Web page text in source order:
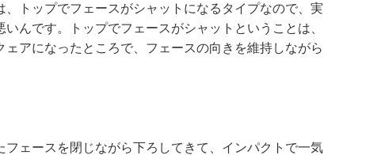
トップでフェースがシャットになるタイプなので、実
んです。トップでフェースがシャットということは、
アになったところで、フェースの向きを維持しながら
ェースを閉じながら下ろしてきて、インパクトで一気